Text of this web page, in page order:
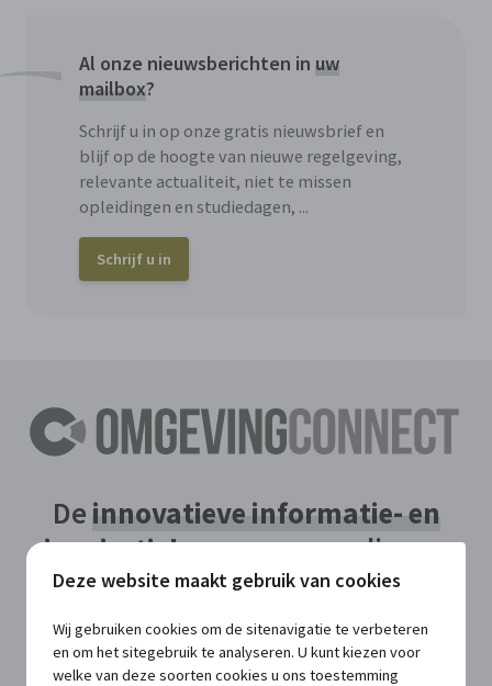
Deze website maakt gebruik van cookies
Wij gebruiken cookies om de sitenavigatie te verbeteren
en om het sitegebruik te analyseren. U kunt kiezen voor
welke van deze soorten cookies u ons toestemming
Al onze nieuwsberichten in uw
mailbox?
Schrijf u in op onze gratis nieuwsbrief en
blijf op de hoogte van nieuwe regelgeving,
relevante actualiteit, niet te missen
opleidingen en studiedagen, ...
Schrijf u in
De innovatieve informatie- en
inspiratiebronvoor een slimme
aanpak van dossiers en beleid in
uw bestuur